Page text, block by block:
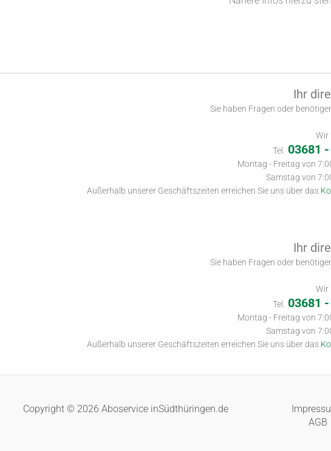
Ihr
Sie haben Fragen oder
Wir
Tel. 03681
Montag - Freitag von
Samstag von
Außerhalb unserer Geschäftszeiten erreichen Sie uns über das
Ihr
Sie haben Fragen oder
Wir
Tel. 03681
Montag - Freitag von
Samstag von
Außerhalb unserer Geschäftszeiten erreichen Sie uns über das
Copyright © 2026 Aboservice inSüdthüringen.de
AGB